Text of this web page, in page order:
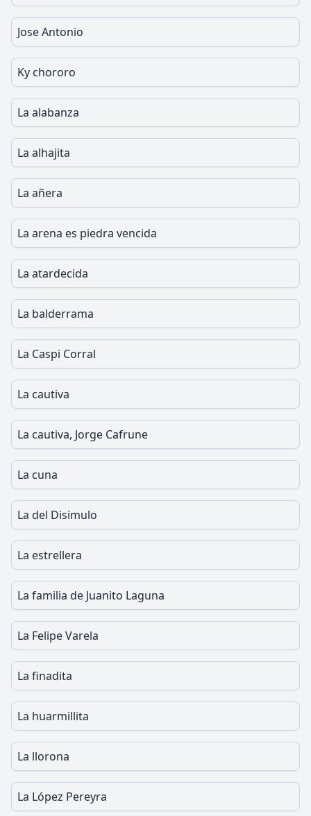
Jose Antonio
Ky chororo
La alabanza
La alhajita
La añera
La arena es piedra vencida
La atardecida
La balderrama
La Caspi Corral
La cautiva
La cautiva, Jorge Cafrune
La cuna
La del Disimulo
La estrellera
La familia de Juanito Laguna
La Felipe Varela
La finadita
La huarmillita
La llorona
La López Pereyra